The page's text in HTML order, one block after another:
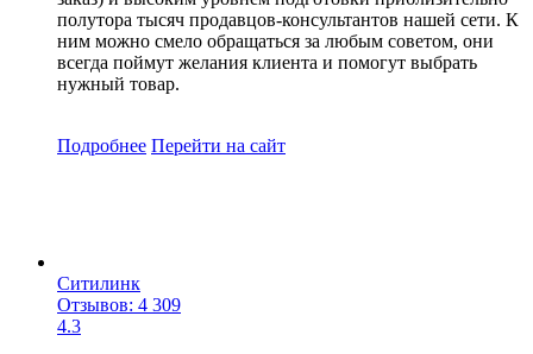
полутора тысяч продавцов-консультантов нашей сети. К
ним можно смело обращаться за любым советом, они
всегда поймут желания клиента и помогут выбрать
нужный товар.
Подробнее Перейти на сайт
Ситилинк
Отзывов: 4 309
4.3